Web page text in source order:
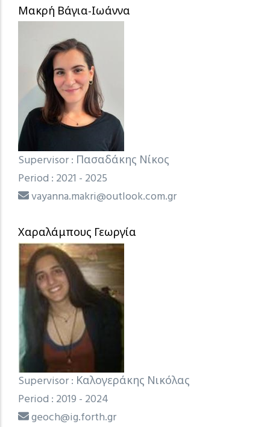
Μακρή Βάγια-Ιωάννα
Supervisor : Πασαδάκης Νίκος
Period : 2021 - 2025
vayanna.makri@outlook.com.gr
Χαραλάμπους Γεωργία
Supervisor : Καλογεράκης Νικόλας
Period : 2019 - 2024
geoch@ig.forth.gr